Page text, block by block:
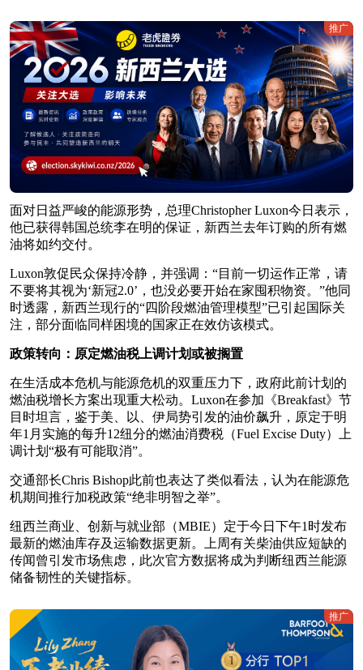
推广
面对日益严峻的能源形势，总理Christopher Luxon今日表示，
他已获得韩国总统李在明的保证，新西兰去年订购的所有燃
油将如约交付。
Luxon敦促民众保持冷静，并强调：“目前一切运作正常，请
不要将其视为‘新冠2.0’，也没必要开始在家囤积物资。”他同
时透露，新西兰现行的“四阶段燃油管理模型”已引起国际关
注，部分面临同样困境的国家正在效仿该模式。
政策转向：原定燃油税上调计划或被搁置
在生活成本危机与能源危机的双重压力下，政府此前计划的
燃油税增长方案出现重大松动。Luxon在参加《Breakfast》节
目时坦言，鉴于美、以、伊局势引发的油价飙升，原定于明
年1月实施的每升12纽分的燃油消费税（Fuel Excise Duty）上
调计划“极有可能取消”。
交通部长Chris Bishop此前也表达了类似看法，认为在能源危
机期间推行加税政策“绝非明智之举”。
纽西兰商业、创新与就业部（MBIE）定于今日下午1时发布
最新的燃油库存及运输数据更新。上周有关柴油供应短缺的
传闻曾引发市场焦虑，此次官方数据将成为判断纽西兰能源
储备韧性的关键指标。
推广